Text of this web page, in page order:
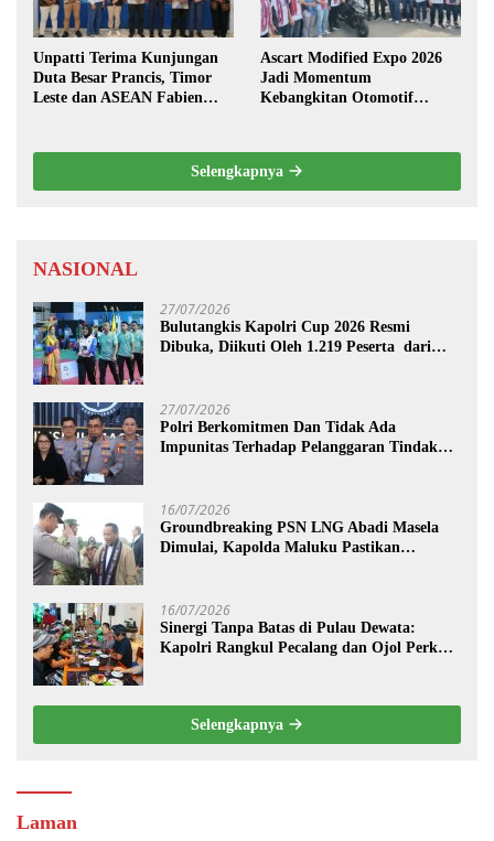
Unpatti Terima Kunjungan
Duta Besar Prancis, Timor
Leste dan ASEAN Fabien
Ascart Modified Expo 2026
Jadi Momentum
Kebangkitan Otomotif
Selengkapnya
NASIONAL
27/07/2026
Bulutangkis Kapolri Cup 2026 Resmi
Dibuka, Diikuti Oleh 1.219 Peserta dari
27/07/2026
Polri Berkomitmen Dan Tidak Ada
Impunitas Terhadap Pelanggaran Tindak
16/07/2026
Groundbreaking PSN LNG Abadi Masela
Dimulai, Kapolda Maluku Pastikan
16/07/2026
Sinergi Tanpa Batas di Pulau Dewata:
Kapolri Rangkul Pecalang dan Ojol Perkuat
Selengkapnya
Laman